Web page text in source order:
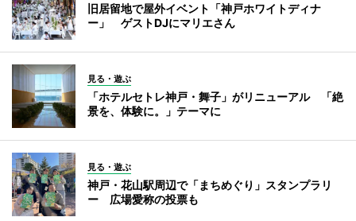
旧居留地で屋外イベント「神戸ホワイトディナ
ー」 ゲストDJにマリエさん
見る・遊ぶ
「ホテルセトレ神戸・舞子」がリニューアル 「絶
景を、体験に。」テーマに
見る・遊ぶ
神戸・花山駅周辺で「まちめぐり」スタンプラリ
ー 広場愛称の投票も